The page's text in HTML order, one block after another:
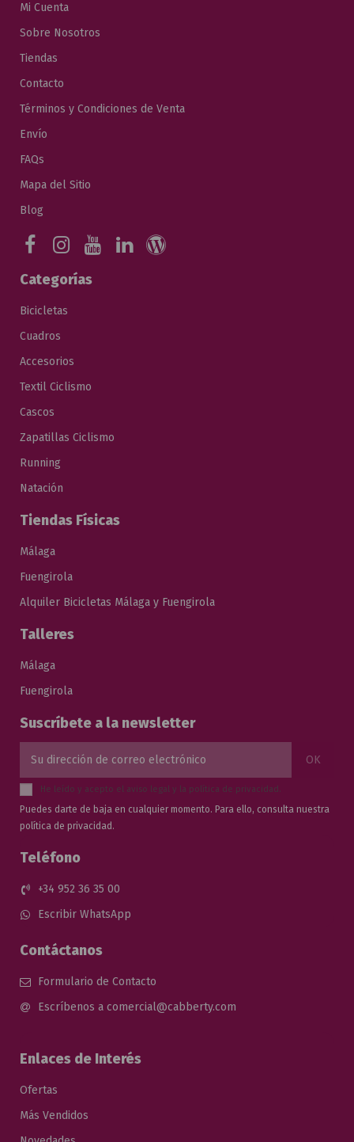
Mi Cuenta
Sobre Nosotros
Tiendas
Contacto
Términos y Condiciones de Venta
Envío
FAQs
Mapa del Sitio
Blog
Categorías
Bicicletas
Cuadros
Accesorios
Textil Ciclismo
Cascos
Zapatillas Ciclismo
Running
Natación
Tiendas Físicas
Málaga
Fuengirola
Alquiler Bicicletas Málaga y Fuengirola
Talleres
Málaga
Fuengirola
Suscríbete a la newsletter
He leído y acepto el aviso legal y la política de privacidad .
Puedes darte de baja en cualquier momento. Para ello, consulta nuestra
política de privacidad.
Teléfono
+34 952 36 35 00
Escribir WhatsApp
Contáctanos
Formulario de Contacto
Escríbenos a comercial@cabberty.com
Enlaces de Interés
Ofertas
Más Vendidos